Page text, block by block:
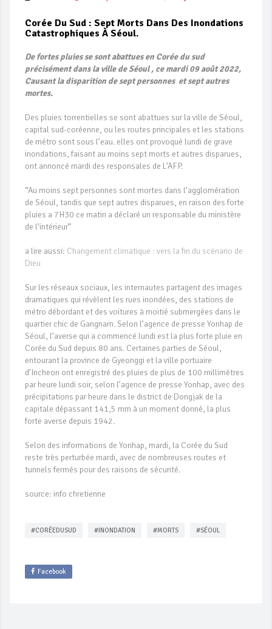
Corée Du Sud : Sept Morts Dans Des Inondations
Catastrophiques À Séoul.
De fortes pluies se sont abattues en Corée du sud
précisément dans la ville de Séoul , ce mardi 09août 2022,
Causant la disparition de sept personnes et sept autres
mortes.
Des pluies torrentielles se sont abattues sur la ville de Séoul,
capital sud-coréenne, ou les routes principales et les stations
de métro sont sous l’eau. elles ont provoqué lundi de grave
inondations, faisant au moins sept morts et autres disparues,
ont annoncé mardi des responsales de L’AFP.
“Au moins sept personnes sont mortes dans l’agglomération
de Séoul, tandis que sept autres disparues, en raison des forte
pluies a 7H30 ce matin a déclaré un responsable du ministère
de l’intérieur”
a lire aussi: Changement climatique : vers la fin du scénario de
Dieu
Sur les réseaux sociaux, les internautes partagent des images
dramatiques qui révèlent les rues inondées, ​​des stations de
métro débordant et des voitures à moitié submergées dans le
quartier chic de Gangnam. Selon l’agence de presse Yonhap de
Séoul, l’averse qui a commencé lundi est la plus forte pluie en
Corée du Sud depuis 80 ans. Certaines parties de Séoul,
entourant la province de Gyeonggi et la ville portuaire
d’Incheon ont enregistré des pluies de plus de 100 millimètres
par heure lundi soir, selon l’agence de presse Yonhap, avec des
précipitations par heure dans le district de Dongjak de la
capitale dépassant 141,5 mm à un moment donné, la plus
forte averse depuis 1942.
Selon des informations de Yonhap, mardi, la Corée du Sud
reste très perturbée mardi, avec de nombreuses routes et
tunnels fermés pour des raisons de sécurité.
source: info chretienne
#CORÉEDUSUD #INONDATION #MORTS #SÉOUL
Facebook